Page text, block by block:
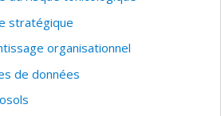
stratégique
organisationnel
de données